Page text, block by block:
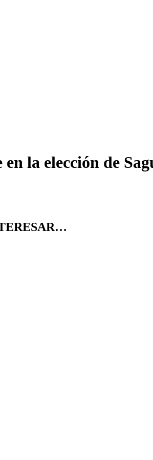
la elección de